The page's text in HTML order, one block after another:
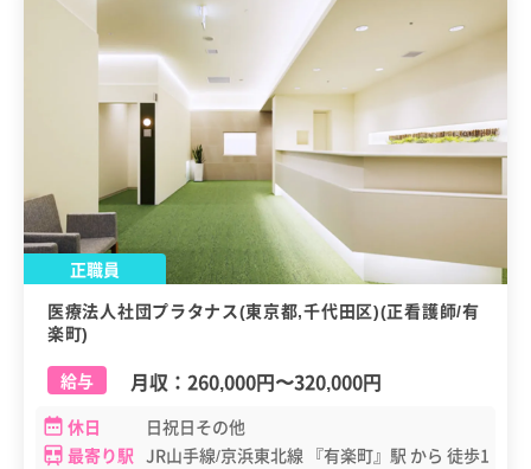
正職員
医療法人社団プラタナス(東京都,千代田区)(正看護師/有
楽町)
給与
月収： 260,000円〜320,000円
休日
日祝日その他
最寄り駅 JR山手線/京浜東北線 『有楽町』駅 から 徒歩1